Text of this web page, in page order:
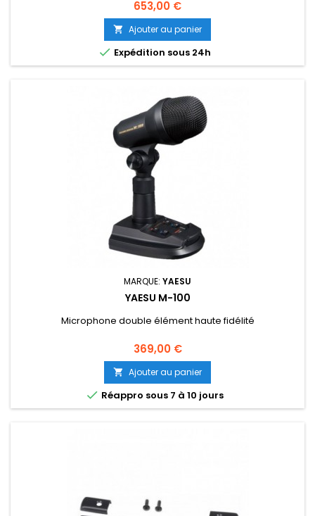
Prix
653,00 €
 Ajouter au panier
 Expédition sous 24h
MARQUE: YAESU
YAESU M-100
Microphone double élément haute fidélité
Prix
369,00 €
 Ajouter au panier
 Réappro sous 7 à 10 jours